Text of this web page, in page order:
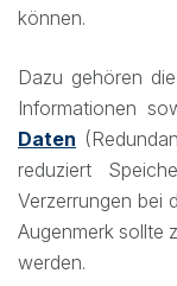
können.
Dazu gehören
Informationen
Daten
reduziert
Verzerrungen bei
Augenmerk sollte
werden.